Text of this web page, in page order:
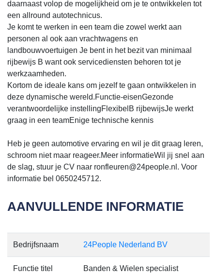
daarnaast volop de mogelijkheid om je te ontwikkelen tot
een allround autotechnicus.
Je komt te werken in een team die zowel werkt aan
personen al ook aan vrachtwagens en
landbouwvoertuigen Je bent in het bezit van minimaal
rijbewijs B want ook servicediensten behoren tot je
werkzaamheden.
Kortom de ideale kans om jezelf te gaan ontwikkelen in
deze dynamische wereld.Functie-eisenGezonde
verantwoordelijke instellingFlexibelB rijbewijsJe werkt
graag in een teamEnige technische kennis
Heb je geen automotive ervaring en wil je dit graag leren,
schroom niet maar reageer.Meer informatieWil jij snel aan
de slag, stuur je CV naar ronfleuren@24people.nl. Voor
informatie bel 0650245712.
AANVULLENDE INFORMATIE
Bedrijfsnaam 24People Nederland BV
Functie titel Banden & Wielen specialist